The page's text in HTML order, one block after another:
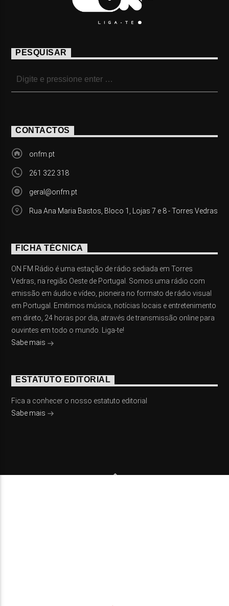
PESQUISAR
CONTACTOS
onfm.pt
261 322 318
geral@onfm.pt
Rua Ana Maria Bastos, Bloco 1, Lojas 7 e 8 - Torres Vedras
FICHA TÉCNICA
ON FM Rádio é uma estação de rádio sediada em Torres
Vedras, na região Oeste de Portugal. Somos uma rádio com
emissão em áudio e vídeo, pioneira no formato de rádio visual
em Portugal. Emitimos música, notícias locais e entretenimento
em direto, 24 horas por dia, através de transmissão online para
ouvintes em todo o mundo. Liga-te!
Sabe mais
ESTATUTO EDITORIAL
Fica a conhecer o nosso estatuto editorial
Sabe mais